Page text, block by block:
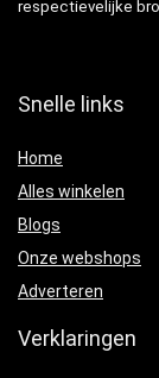
respectievelijke
Snelle links
Home
Alles winkelen
Blogs
Onze webshops
Adverteren
Verklaringen